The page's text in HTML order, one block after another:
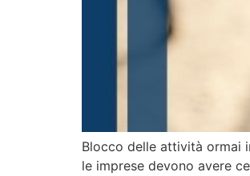
Blocco delle attività ormai
le imprese devono avere